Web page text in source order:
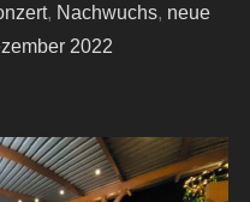
, Nachwuchs, neue
2022